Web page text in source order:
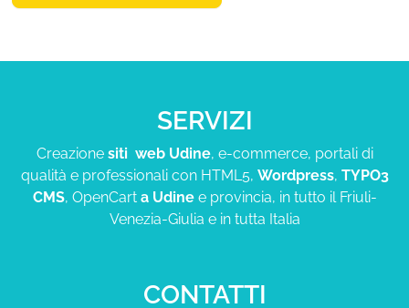
SERVIZI
Creazione siti web Udine, e-commerce, portali di
qualità e professionali con HTML5, Wordpress, TYPO3
CMS, OpenCart a Udinee provincia, in tutto il Friuli-
Venezia-Giulia e in tutta Italia
CONTATTI